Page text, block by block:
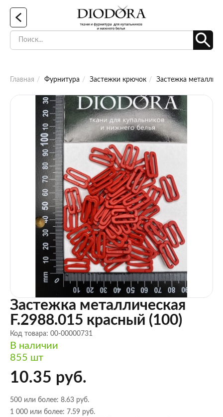
Главная Фурнитура Застежки крючок Застежка
Застежка металлическая
F.2988.015 красный (100)
Код товара: 00-00000731
В наличии
855 шт
10.35 руб.
500 или более: 8.63 руб.
1 000 или более: 7.59 руб.